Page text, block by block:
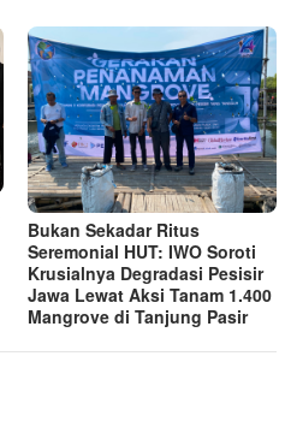
Bukan Sekadar Ritus
Seremonial HUT: IWO Soroti
Krusialnya Degradasi Pesisir
Jawa Lewat Aksi Tanam 1.400
Mangrove di Tanjung Pasir